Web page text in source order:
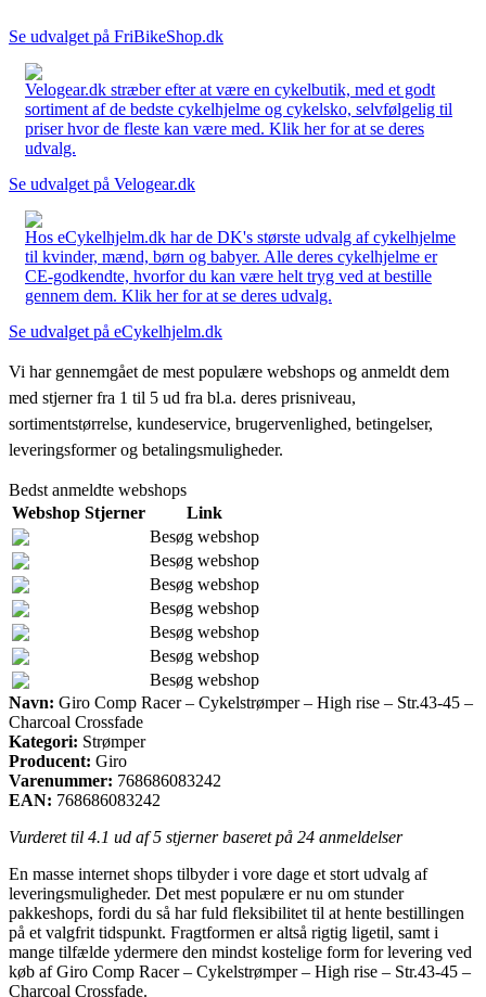
Se udvalget på FriBikeShop.dk
Velogear.dk stræber efter at være en cykelbutik, med et godt
sortiment af de bedste cykelhjelme og cykelsko, selvfølgelig til
priser hvor de fleste kan være med. Klik her for at se deres
udvalg.
Se udvalget på Velogear.dk
Hos eCykelhjelm.dk har de DK's største udvalg af cykelhjelme
til kvinder, mænd, børn og babyer. Alle deres cykelhjelme er
CE-godkendte, hvorfor du kan være helt tryg ved at bestille
gennem dem. Klik her for at se deres udvalg.
Se udvalget på eCykelhjelm.dk
Vi har gennemgået de mest populære webshops og anmeldt dem
med stjerner fra 1 til 5 ud fra bl.a. deres prisniveau,
sortimentstørrelse, kundeservice, brugervenlighed, betingelser,
leveringsformer og betalingsmuligheder.
Bedst anmeldte webshops
Webshop Stjerner
Link
Besøg webshop
Besøg webshop
Besøg webshop
Besøg webshop
Besøg webshop
Besøg webshop
Besøg webshop
Navn: Giro Comp Racer – Cykelstrømper – High rise – Str.43-45 –
Charcoal Crossfade
Kategori: Strømper
Producent: Giro
Varenummer: 768686083242
EAN: 768686083242
Vurderet til 4.1 ud af 5 stjerner baseret på 24 anmeldelser
En masse internet shops tilbyder i vore dage et stort udvalg af
leveringsmuligheder. Det mest populære er nu om stunder
pakkeshops, fordi du så har fuld fleksibilitet til at hente bestillingen
på et valgfrit tidspunkt. Fragtformen er altså rigtig ligetil, samt i
mange tilfælde ydermere den mindst kostelige form for levering ved
køb af Giro Comp Racer – Cykelstrømper – High rise – Str.43-45 –
Charcoal Crossfade.